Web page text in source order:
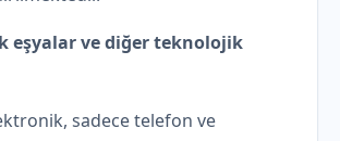
eşyalar ve diğer teknolojik
sadece telefon ve